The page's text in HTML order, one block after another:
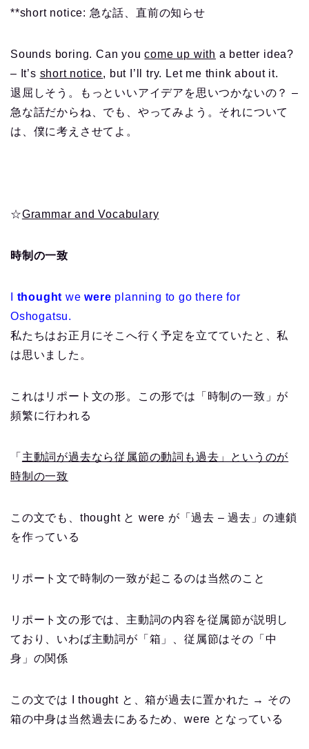
**short notice: 急な話、直前の知らせ
Sounds boring. Can youcome up with a better idea?
– It’s short notice, but I’ll try. Let me think about it.
退屈しそう。もっといいアイデアを思いつかないの？ –
急な話だからね、でも、やってみよう。それについて
は、僕に考えさせてよ。
☆Grammar and Vocabulary
時制の一致
thought wewere planning to go there for
Oshogatsu.
私たちはお正月にそこへ行く予定を立てていたと、私
は思いました。
これはリポート文の形。この形では「時制の一致」が
頻繁に行われる
「 主動詞が過去なら従属節の動詞も過去」というのが
時制の一致
この文でも、thought と were が「過去 – 過去」の連鎖
を作っている
リポート文で時制の一致が起こるのは当然のこと
リポート文の形では、主動詞の内容を従属節が説明し
ており、いわば主動詞が「箱」、従属節はその「中
身」の関係
この文では I thought と、箱が過去に置かれた → その
箱の中身は当然過去にあるため、were となっている